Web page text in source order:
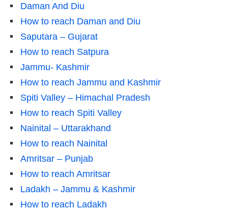
Daman And Diu
How to reach Daman and Diu
Saputara – Gujarat
How to reach Satpura
Jammu- Kashmir
How to reach Jammu and Kashmir
Spiti Valley – Himachal Pradesh
How to reach Spiti Valley
Nainital – Uttarakhand
How to reach Nainital
Amritsar – Punjab
How to reach Amritsar
Ladakh – Jammu & Kashmir
How to reach Ladakh